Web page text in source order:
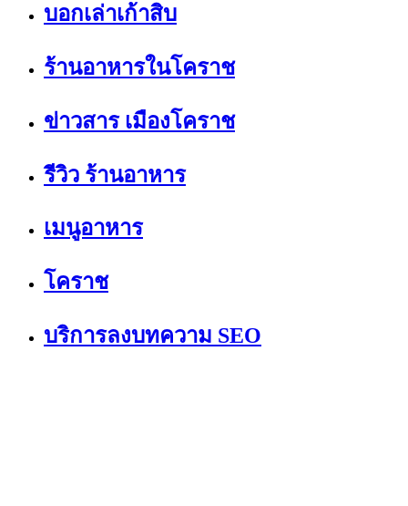
บอกเล่าเก้าสิบ
ร้านอาหารในโคราช
ข่าวสาร เมืองโคราช
รีวิว ร้านอาหาร
เมนูอาหาร
โคราช
บริการลงบทความ SEO